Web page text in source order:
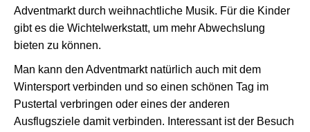
Adventmarkt durch weihnachtliche Musik. Für die Kinder
gibt es die Wichtelwerkstatt, um mehr Abwechslung
bieten zu können.
Man kann den Adventmarkt natürlich auch mit dem
Wintersport verbinden und so einen schönen Tag im
Pustertal verbringen oder eines der anderen
Ausflugsziele damit verbinden. Interessant ist der Besuch